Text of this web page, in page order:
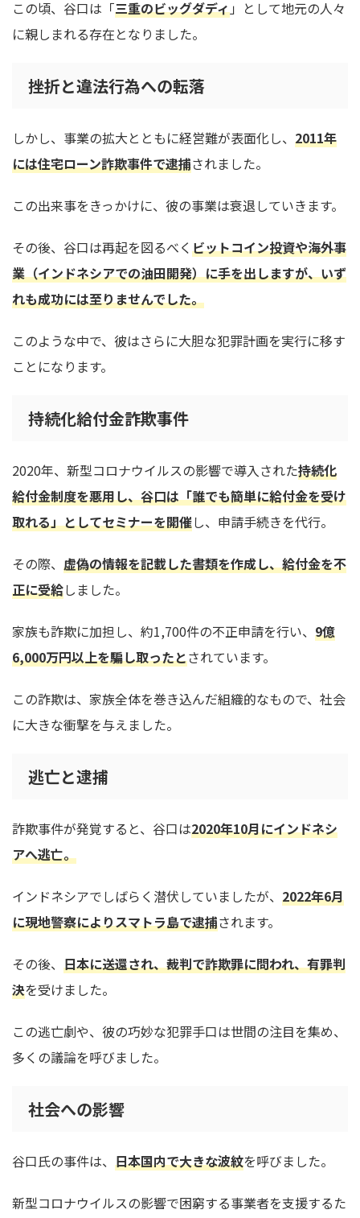
この頃、谷口は「三重のビッグダディ」として地元の人々
に親しまれる存在となりました。
挫折と違法行為への転落
しかし、事業の拡大とともに経営難が表面化し、 2011年
には住宅ローン詐欺事件で逮捕されました。
この出来事をきっかけに、彼の事業は衰退していきます。
その後、谷口は再起を図るべくビットコイン投資や海外事
業（インドネシアでの油田開発）に手を出しますが、いず
れも成功には至りませんでした。
このような中で、彼はさらに大胆な犯罪計画を実行に移す
ことになります。
持続化給付金詐欺事件
2020年、新型コロナウイルスの影響で導入された持続化
給付金制度を悪用し、谷口は「誰でも簡単に給付金を受け
取れる」としてセミナーを開催し、申請手続きを代行。
その際、 虚偽の情報を記載した書類を作成し、給付金を不
正に受給しました。
家族も詐欺に加担し、約1,700件の不正申請を行い、 9億
6,000万円以上を騙し取ったとされています。
この詐欺は、家族全体を巻き込んだ組織的なもので、社会
に大きな衝撃を与えました。
逃亡と逮捕
詐欺事件が発覚すると、谷口は2020年10月にインドネシ
アへ逃亡。
インドネシアでしばらく潜伏していましたが、 2022年6月
に現地警察によりスマトラ島で逮捕されます。
その後、 日本に送還され、裁判で詐欺罪に問われ、有罪判
決を受けました。
この逃亡劇や、彼の巧妙な犯罪手口は世間の注目を集め、
多くの議論を呼びました。
社会への影響
谷口氏の事件は、 日本国内で大きな波紋を呼びました。
新型コロナウイルスの影響で困窮する事業者を支援するた